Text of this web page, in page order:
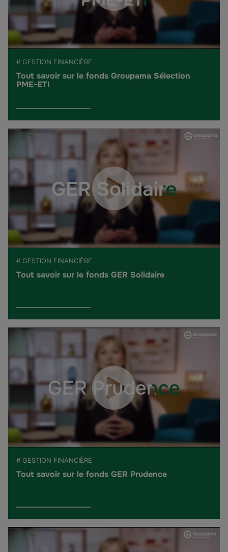
# GESTION FINANCIÈRE
Tout savoir sur le fonds Groupama Sélection
PME-ETI
# GESTION FINANCIÈRE
Tout savoir sur le fonds GER Solidaire
# GESTION FINANCIÈRE
Tout savoir sur le fonds GER Prudence